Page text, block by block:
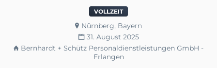
VOLLZEIT
Nürnberg, Bayern
31. August 2025
Bernhardt + Schütz Personaldienstleistungen GmbH -
Erlangen